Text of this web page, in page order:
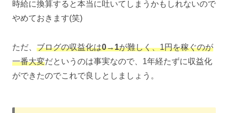
時給に換算すると本当に吐いてしまうかもしれないので
やめておきます(笑)
ただ、 ブログの収益化は0→1が難しく、1円を稼ぐのが
一番大変だというのは事実なので、1年経たずに収益化
ができたのでこれで良しとしましょう。